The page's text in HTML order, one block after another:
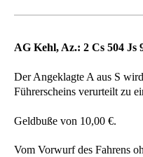
AG Kehl, Az.: 2 Cs 504 Js
Der Angeklagte A aus S
Führerscheins verurteilt zu
Geldbuße von 10,00 €.
Vom Vorwurf des Fahrens